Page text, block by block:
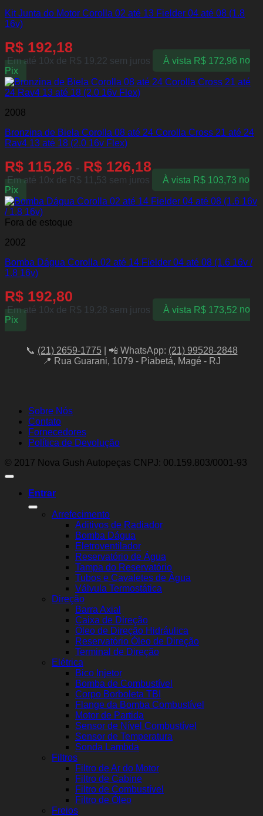
Kit Junta do Motor Corolla 02 até 13 Fielder 04 até 08 (1.8
16v)
R$ 192,18
Em até 10x de R$ 19,22 sem juros À vista R$172,96 no
Pix
2008
Bronzina de Biela Corolla 08 até 24 Corolla Cross 21 até 24
Rav4 13 até 18 (2.0 16v Flex)
R$ 115,26 - R$ 126,18
Em até 10x de R$ 11,53 sem juros À vista R$103,73 no
Pix
Fora de estoque
2002
Bomba Dágua Corolla 02 até 14 Fielder 04 até 08 (1.6 16v /
1.8 16v)
R$ 192,80
Em até 10x de R$ 19,28 sem juros À vista R$173,52 no
Pix
📞 (21) 2659-1775| 📲 WhatsApp: (21) 99528-2848
📍 Rua Guarani, 1079 - Piabetá, Magé - RJ
Sobre Nós
Contato
Fornecedores
Política de Devolução
© 2017 Nova Gush Autopeças CNPJ: 00.159.803/0001-93
Entrar
Arrefecimento
Aditivos de Radiador
Bomba Dágua
Eletroventilador
Reservatório de Água
Tampa do Reservatório
Tubos e Cavaletes de Água
Válvula Termostática
Direção
Barra Axial
Caixa de Direção
Óleo de Direção Hidráulica
Reservatório Óleo de Direção
Terminal de Direção
Elétrica
Bico Injetor
Bomba de Combustível
Corpo Borboleta TBI
Flange da Bomba Combustível
Motor de Partida
Sensor de Nível Combustível
Sensor de Temperatura
Sonda Lambda
Filtros
Filtro de Ar do Motor
Filtro de Cabine
Filtro de Combustível
Filtro de Óleo
Freios